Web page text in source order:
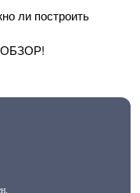
ли построить